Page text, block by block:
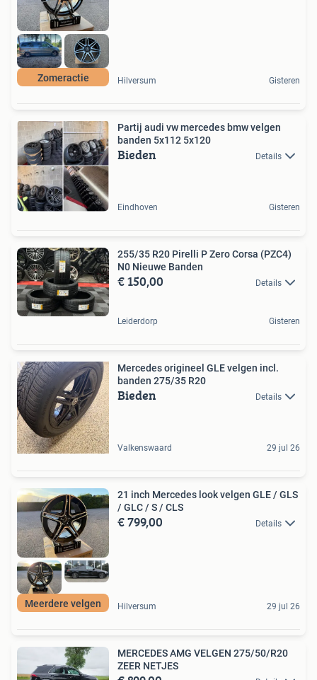
Zomeractie Hilversum Gisteren
Partij audi vw mercedes bmw velgen
banden 5x112 5x120
Bieden Details
Eindhoven Gisteren
255/35 R20 Pirelli P Zero Corsa (PZC4)
N0 Nieuwe Banden
€ 150,00 Details
Leiderdorp Gisteren
Mercedes origineel GLE velgen incl.
banden 275/35 R20
Bieden Details
Valkenswaard 29 jul 26
Meerdere velgen
21 inch Mercedes look velgen GLE / GLS
/ GLC / S / CLS
€ 799,00 Details
Hilversum 29 jul 26
MERCEDES AMG VELGEN 275/50/R20
ZEER NETJES